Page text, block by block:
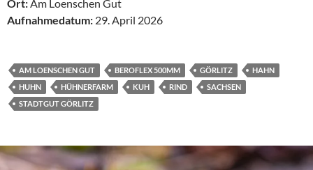
Ort:Am Loenschen Gut
Aufnahmedatum: 29. April 2026
AM LOENSCHEN GUT BEROFLEX 500MM GÖRLITZ
HAHN
HUHN
HÜHNERFARM KUH RIND
SACHSEN
STADTGUT GÖRLITZ